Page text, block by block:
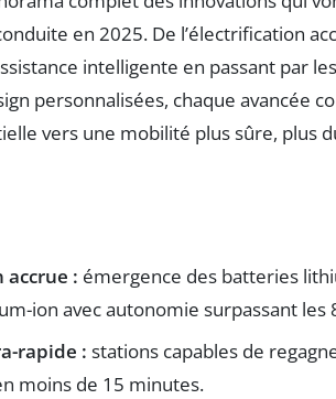
en 2025. De l’électrification
intelligente en passant par les
personnalisées, chaque avancée
vers une mobilité plus sûre, plus
accrue : émergence des batteries
ion avec autonomie surpassant les
rapide : stations capables de
moins de 15 minutes.